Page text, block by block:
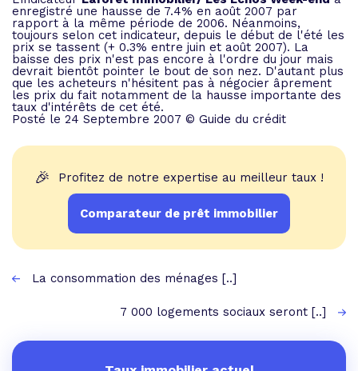
enregistré une hausse de 7.4% en août 2007 par
rapport à la même période de 2006. Néanmoins,
toujours selon cet indicateur, depuis le début de l'été les
prix se tassent (+ 0.3% entre juin et août 2007). La
baisse des prix n'est pas encore à l'ordre du jour mais
devrait bientôt pointer le bout de son nez. D'autant plus
que les acheteurs n'hésitent pas à négocier âprement
les prix du fait notamment de la hausse importante des
taux d'intérêts de cet été.
Posté le 24 Septembre 2007 © Guide du crédit
🎉 Profitez de notre expertise au meilleur taux !
Comparateur de prêt immobilier
La consommation des ménages [..]
7 000 logements sociaux seront [..]